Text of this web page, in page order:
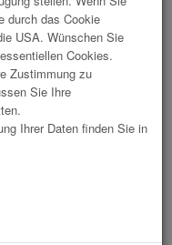
3 »
durch das Cookie
USA. Wünschen Sie
Cookies.
Zustimmung zu
Sie Ihre
Ihrer Daten finden Sie in